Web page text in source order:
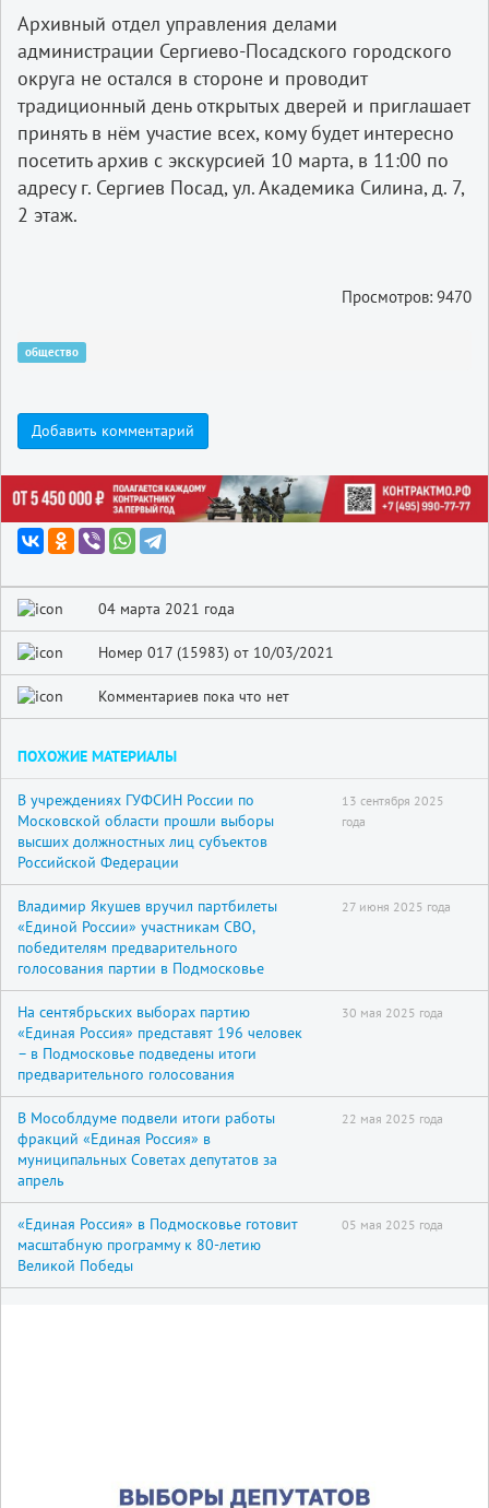
Архивный отдел управления делами
администрации Сергиево-Посадского городского
округа не остался в стороне и проводит
традиционный день открытых дверей и приглашает
принять в нём участие всех, кому будет интересно
посетить архив с экскурсией 10 марта, в 11:00 по
адресу г. Сергиев Посад, ул. Академика Силина, д. 7,
2 этаж.
Просмотров: 9470
общество
Добавить комментарий
04 марта 2021 года
Номер 017 (15983) от 10/03/2021
Комментариев пока что нет
ПОХОЖИЕ МАТЕРИАЛЫ
В учреждениях ГУФСИН России по
Московской области прошли выборы
высших должностных лиц субъектов
Российской Федерации
13 сентября 2025
года
Владимир Якушев вручил партбилеты
«Единой России» участникам СВО,
победителям предварительного
голосования партии в Подмосковье
27 июня 2025 года
На сентябрьских выборах партию
«Единая Россия» представят 196 человек
– в Подмосковье подведены итоги
предварительного голосования
30 мая 2025 года
В Мособлдуме подвели итоги работы
фракций «Единая Россия» в
муниципальных Советах депутатов за
апрель
22 мая 2025 года
«Единая Россия» в Подмосковье готовит
масштабную программу к 80-летию
Великой Победы
05 мая 2025 года